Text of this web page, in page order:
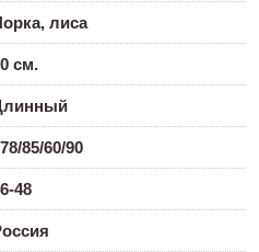
лиса
см.
85/60/90
48